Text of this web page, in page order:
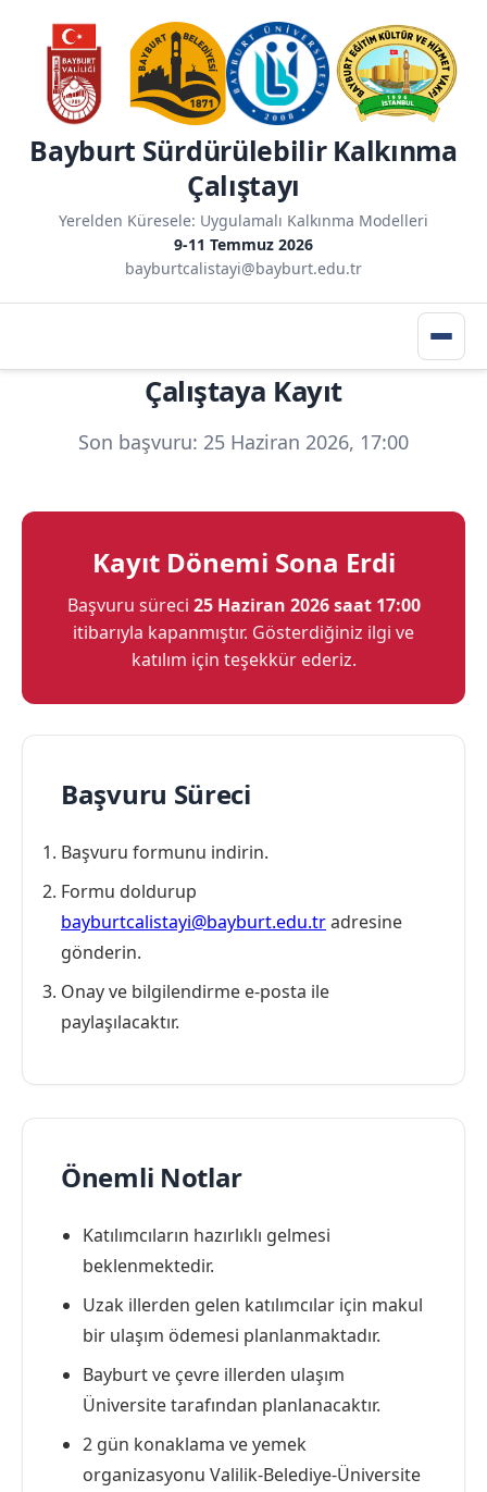
Bayburt Sürdürülebilir Kalkınma
Çalıştayı
Yerelden Küresele: Uygulamalı Kalkınma Modelleri
9-11 Temmuz 2026
bayburtcalistayi@bayburt.edu.tr
Çalıştaya Kayıt
Son başvuru: 25 Haziran 2026, 17:00
Kayıt Dönemi Sona Erdi
Başvuru süreci 25 Haziran 2026 saat 17:00
itibarıyla kapanmıştır. Gösterdiğiniz ilgi ve
katılım için teşekkür ederiz.
Başvuru Süreci
Başvuru formunu indirin.
Formu doldurup
bayburtcalistayi@bayburt.edu.tradresine
gönderin.
Onay ve bilgilendirme e-posta ile
paylaşılacaktır.
Önemli Notlar
Katılımcıların hazırlıklı gelmesi
beklenmektedir.
Uzak illerden gelen katılımcılar için makul
bir ulaşım ödemesi planlanmaktadır.
Bayburt ve çevre illerden ulaşım
Üniversite tarafından planlanacaktır.
2 gün konaklama ve yemek
organizasyonu Valilik-Belediye-Üniversite